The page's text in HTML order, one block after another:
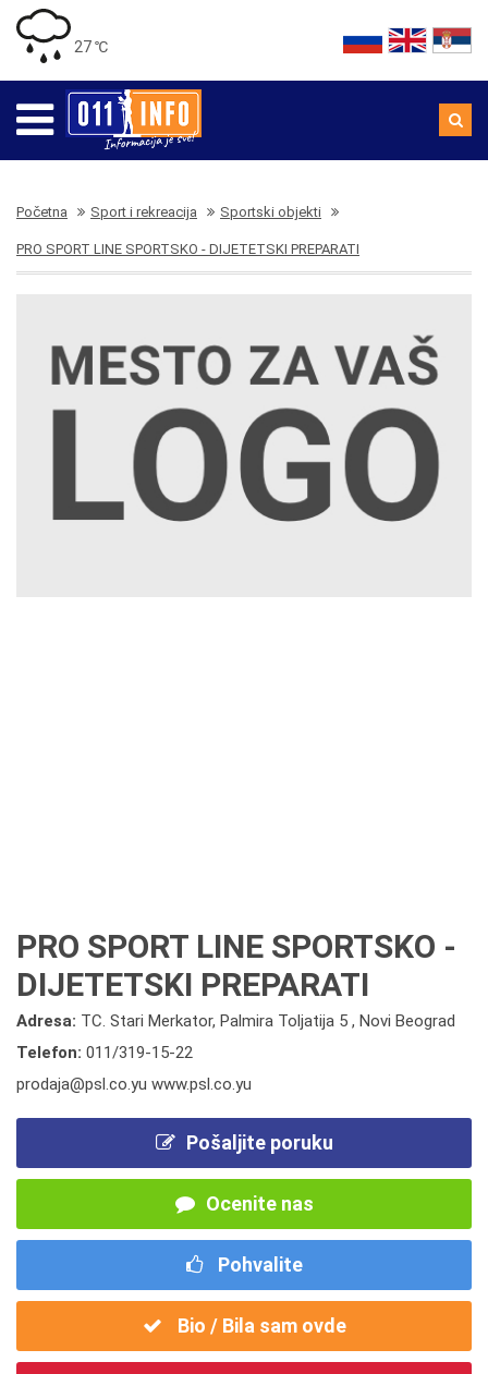
27 ℃
Početna Sport i rekreacija Sportski objekti
PRO SPORT LINE SPORTSKO - DIJETETSKI PREPARATI
PRO SPORT LINE SPORTSKO -
DIJETETSKI PREPARATI
Adresa: TC. Stari Merkator, Palmira Toljatija 5 , Novi Beograd
Telefon: 011/319-15-22
prodaja@psl.co.yu www.psl.co.yu
Pošaljite poruku
Ocenite nas
Pohvalite
Bio / Bila sam ovde